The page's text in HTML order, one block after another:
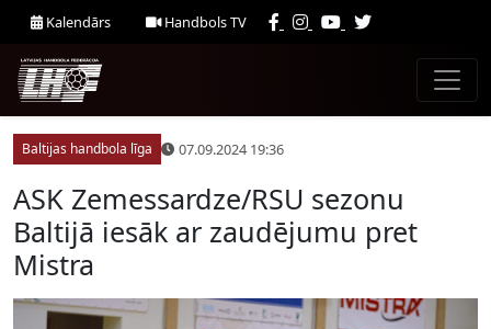
Kalendārs Handbols TV
Baltijas handbola līga 07.09.2024 19:36
ASK Zemessardze/RSU sezonu
Baltijā iesāk ar zaudējumu pret
Mistra